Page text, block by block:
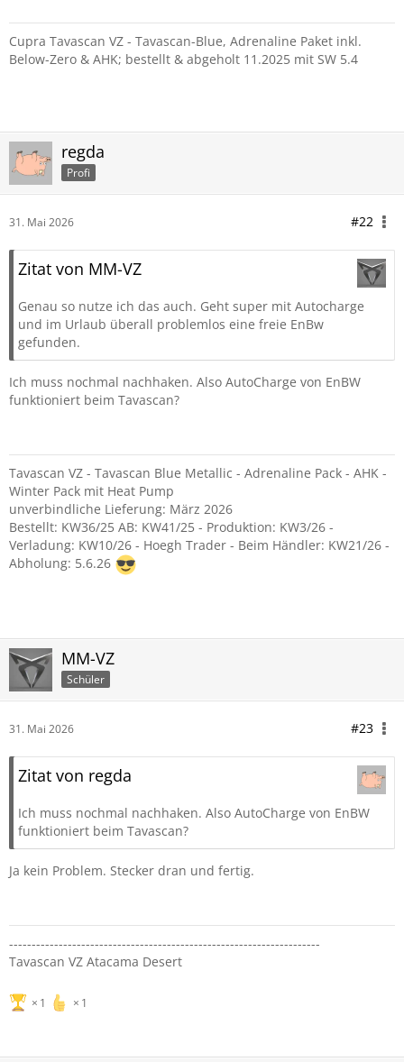
Cupra Tavascan VZ - Tavascan-Blue, Adrenaline Paket inkl.
Below-Zero & AHK; bestellt & abgeholt 11.2025 mit SW 5.4
regda
Profi
31. Mai 2026 #22
Zitat von MM-VZ
Genau so nutze ich das auch. Geht super mit Autocharge
und im Urlaub überall problemlos eine freie EnBw
gefunden.
Ich muss nochmal nachhaken. Also AutoCharge von EnBW
funktioniert beim Tavascan?
Tavascan VZ - Tavascan Blue Metallic - Adrenaline Pack - AHK -
Winter Pack mit Heat Pump
unverbindliche Lieferung: März 2026
Bestellt: KW36/25 AB: KW41/25 - Produktion: KW3/26 -
Verladung: KW10/26 - Hoegh Trader - Beim Händler: KW21/26 -
Abholung: 5.6.26
MM-VZ
Schüler
31. Mai 2026 #23
Zitat von regda
Ich muss nochmal nachhaken. Also AutoCharge von EnBW
funktioniert beim Tavascan?
Ja kein Problem. Stecker dran und fertig.
---------------------------------------------------------------------
Tavascan VZ Atacama Desert
1 1